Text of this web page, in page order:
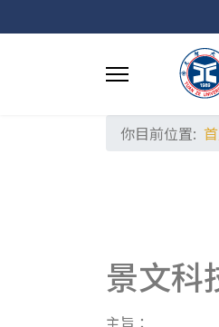
你目前位置:
景文科
主旨：